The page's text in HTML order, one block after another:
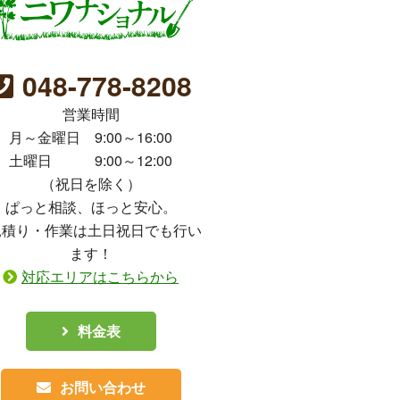
048-778-8208
営業時間
月～金曜日 9:00～16:00
土曜日 9:00～12:00
（祝日を除く）
ぱっと相談、ほっと安心。
り・作業は土日祝日でも行い
ます！
対応エリアはこちらから
料金表
お問い合わせ